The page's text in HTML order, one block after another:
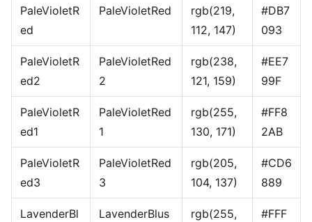
PaleVioletR
ed
PaleVioletRed
rgb(219,
112, 147)
#DB7
093
PaleVioletR
ed2
PaleVioletRed
2
rgb(238,
121, 159)
#EE7
99F
PaleVioletR
ed1
PaleVioletRed
1
rgb(255,
130, 171)
#FF8
2AB
PaleVioletR
ed3
PaleVioletRed
3
rgb(205,
104, 137)
#CD6
889
LavenderBl
LavenderBlus
rgb(255,
#FFF